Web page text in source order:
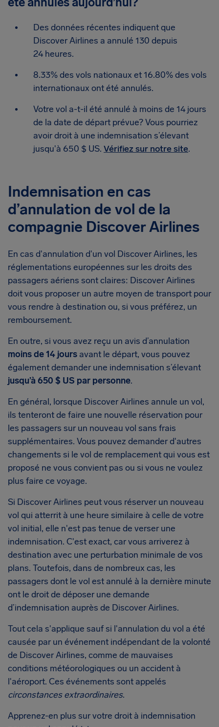
Des données récentes indiquent que
Discover Airlines a annulé 130 depuis
24 heures.
8.33% des vols nationaux et 16.80% des vols
internationaux ont été annulés.
Votre vol a-t-il été annulé à moins de 14 jours
de la date de départ prévue? Vous pourriez
avoir droit à une indemnisation s’élevant
jusqu'à 650 $ US. Vérifiez sur notre site.
Indemnisation en cas
d’annulation de vol de la
compagnie Discover Airlines
En cas d'annulation d'un vol Discover Airlines, les
réglementations européennes sur les droits des
passagers aériens sont claires: Discover Airlines
doit vous proposer un autre moyen de transport pour
vous rendre à destination ou, si vous préférez, un
remboursement.
En outre, si vous avez reçu un avis d’annulation
moins de 14 jours avant le départ, vous pouvez
également demander une indemnisation s’élevant
jusqu’à 650 $ US par personne.
En général, lorsque Discover Airlines annule un vol,
ils tenteront de faire une nouvelle réservation pour
les passagers sur un nouveau vol sans frais
supplémentaires. Vous pouvez demander d'autres
changements si le vol de remplacement qui vous est
proposé ne vous convient pas ou si vous ne voulez
plus faire ce voyage.
Si Discover Airlines peut vous réserver un nouveau
vol qui atterrit à une heure similaire à celle de votre
vol initial, elle n'est pas tenue de verser une
indemnisation. C'est exact, car vous arriverez à
destination avec une perturbation minimale de vos
plans. Toutefois, dans de nombreux cas, les
passagers dont le vol est annulé à la dernière minute
ont le droit de déposer une demande
d’indemnisation auprès de Discover Airlines.
Tout cela s'applique sauf si l'annulation du vol a été
causée par un événement indépendant de la volonté
de Discover Airlines, comme de mauvaises
conditions météorologiques ou un accident à
l'aéroport. Ces événements sont appelés
circonstances extraordinaires.
Apprenez-en plus sur votre droit à indemnisation